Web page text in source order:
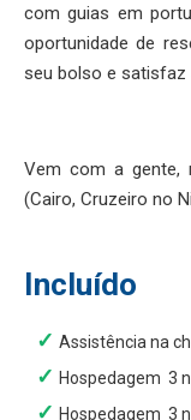
com guias em
oportunidade de
seu bolso e satisfaz
Vem com a gente,
(Cairo, Cruzeiro no
Incluído
Assistência na
Hospedagem 3
Hospedagem 3